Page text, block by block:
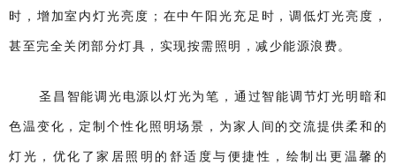
时，增加室内灯光亮度；在中午阳光充足时，调低灯光亮度，
甚至完全关闭部分灯具，实现按需照明，减少能源浪费。
圣昌智能调光电源以灯光为笔，通过智能调节灯光明暗和
色温变化，定制个性化照明场景，为家人间的交流提供柔和的
灯光，优化了家居照明的舒适度与便捷性，绘制出更温馨的